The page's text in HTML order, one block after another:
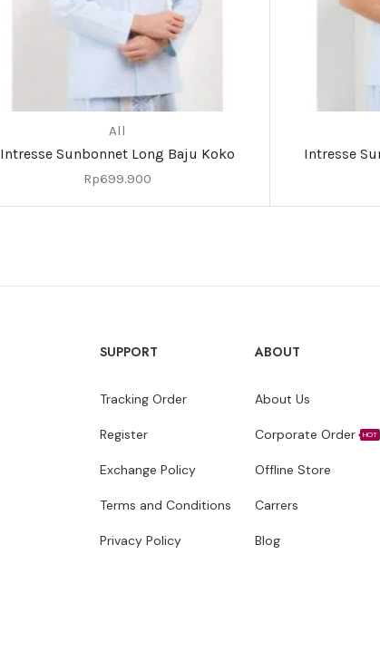
All
Intresse Sunbonnet Long Baju Koko
Rp699.900
Intresse
SUPPORT
Tracking Order
Register
Exchange Policy
Terms and Conditions
Privacy Policy
ABOUT
About Us
Corporate Order HOT
Offline Store
Carrers
Blog